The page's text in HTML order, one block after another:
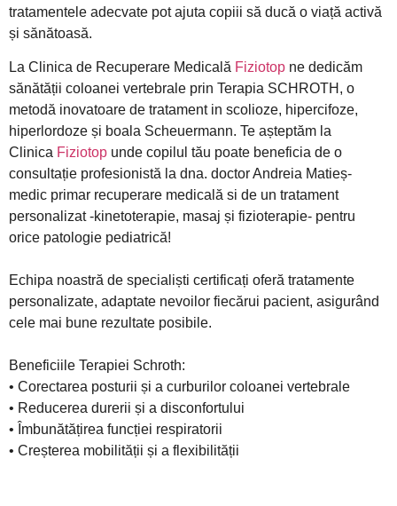
tratamentele adecvate pot ajuta copiii să ducă o viață activă
și sănătoasă.
La Clinica de Recuperare Medicală Fiziotop ne dedicăm
sănătății coloanei vertebrale prin Terapia SCHROTH, o
metodă inovatoare de tratament in scolioze, hipercifoze,
hiperlordoze și boala Scheuermann. Te așteptăm la
Clinica Fiziotop unde copilul tău poate beneficia de o
consultație profesionistă la dna. doctor Andreia Matieș-
medic primar recuperare medicală si de un tratament
personalizat -kinetoterapie, masaj și fizioterapie- pentru
orice patologie pediatrică!
Echipa noastră de specialiști certificați oferă tratamente
personalizate, adaptate nevoilor fiecărui pacient, asigurând
cele mai bune rezultate posibile.
Beneficiile Terapiei Schroth:
• Corectarea posturii și a curburilor coloanei vertebrale
• Reducerea durerii și a disconfortului
• Îmbunătățirea funcției respiratorii
• Creșterea mobilității și a flexibilității